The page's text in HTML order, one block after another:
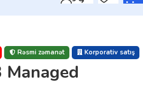
Rəsmi zəmanət Korporativ satış